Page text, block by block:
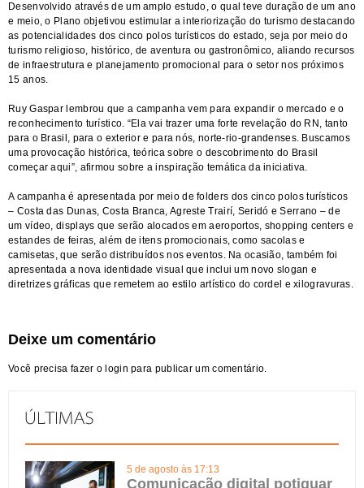
Desenvolvido através de um amplo estudo, o qual teve duração de um ano
e meio, o Plano objetivou estimular a interiorização do turismo destacando
as potencialidades dos cinco polos turísticos do estado, seja por meio do
turismo religioso, histórico, de aventura ou gastronômico, aliando recursos
de infraestrutura e planejamento promocional para o setor nos próximos
15 anos.
Ruy Gaspar lembrou que a campanha vem para expandir o mercado e o
reconhecimento turístico. “Ela vai trazer uma forte revelação do RN, tanto
para o Brasil, para o exterior e para nós, norte-rio-grandenses. Buscamos
uma provocação histórica, teórica sobre o descobrimento do Brasil
começar aqui”, afirmou sobre a inspiração temática da iniciativa.
A campanha é apresentada por meio de folders dos cinco polos turísticos
– Costa das Dunas, Costa Branca, Agreste Trairí, Seridó e Serrano – de
um vídeo, displays que serão alocados em aeroportos, shopping centers e
estandes de feiras, além de itens promocionais, como sacolas e
camisetas, que serão distribuídos nos eventos. Na ocasião, também foi
apresentada a nova identidade visual que inclui um novo slogan e
diretrizes gráficas que remetem ao estilo artístico do cordel e xilogravuras.
Deixe um comentário
Você precisa fazer o login para publicar um comentário.
5 de agosto às 17:13
Comunicação digital potiguar